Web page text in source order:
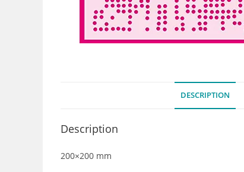
DESCRIPTION
Description
200×200 mm